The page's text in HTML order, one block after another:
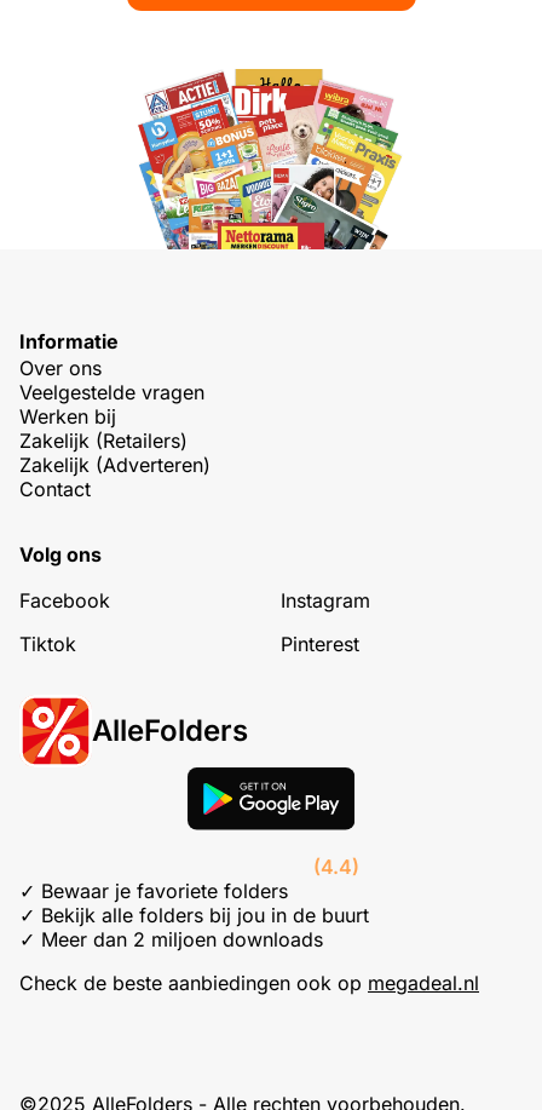
Informatie
Over ons
Veelgestelde vragen
Werken bij
Zakelijk (Retailers)
Zakelijk (Adverteren)
Contact
Volg ons
Facebook
Instagram
Tiktok
Pinterest
AlleFolders
(4.4)
✓ Bewaar je favoriete folders
✓ Bekijk alle folders bij jou in de buurt
✓ Meer dan 2 miljoen downloads
Check de beste aanbiedingen ook op megadeal.nl
©2025 AlleFolders - Alle rechten voorbehouden.